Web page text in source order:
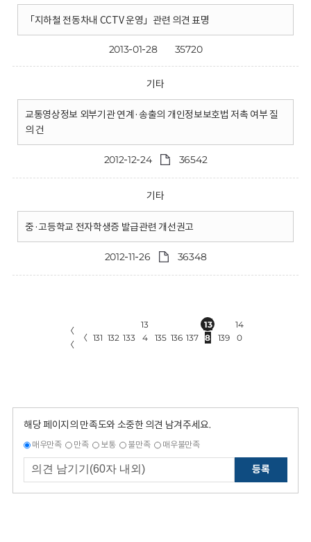
「지하철 전동차내 CCTV 운영」관련 의견 표명
2013-01-28 35720
기타
교통영상정보 외부기관 연계·송출의 개인정보보호법 저촉 여부 질
의 건
2012-12-24 36542
기타
중·고등학교 전자학생증 발급관련 개선권고
2012-11-26 36348
〈
〈
〈 131 132 133
13
4
135 136 137
13
8
139
14
0
해당 페이지의 만족도와 소중한 의견 남겨주세요.
매우만족 만족 보통 불만족 매우불만족
등록